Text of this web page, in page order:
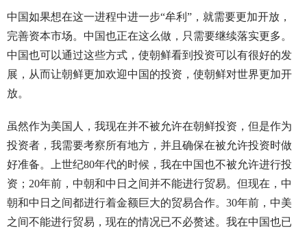
中国如果想在这一进程中进一步“牟利”，就需要更加开放，
完善资本市场。中国也正在这么做，只需要继续落实更多。
中国也可以通过这些方式，使朝鲜看到投资可以有很好的发
展，从而让朝鲜更加欢迎中国的投资，使朝鲜对世界更加开
放。
虽然作为美国人，我现在并不被允许在朝鲜投资，但是作为
投资者，我需要考察所有地方，并且确保在被允许投资时做
好准备。上世纪80年代的时候，我在中国也不被允许进行投
资；20年前，中朝和中日之间并不能进行贸易。但现在，中
朝和中日之间都进行着金额巨大的贸易合作。30年前，中美
之间不能进行贸易，现在的情况已不必赘述。我在中国也已